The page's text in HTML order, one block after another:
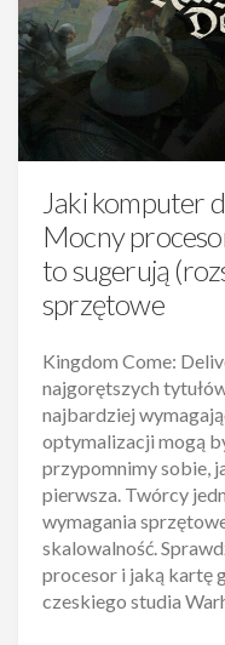
Jaki komputer
Mocny
to sugerują
sprzętowe
Kingdom Come:
najgorętszych
najbardziej
optymalizacji mogą
przypomnimy sobie,
pierwsza. Twórcy
wymagania
skalowalność.
procesor i jaką kartę
czeskiego studia